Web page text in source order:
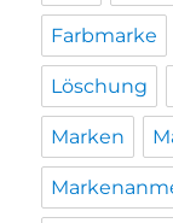
Farbmarke
Löschung
Marken